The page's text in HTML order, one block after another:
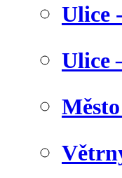
Ulice
Ulice